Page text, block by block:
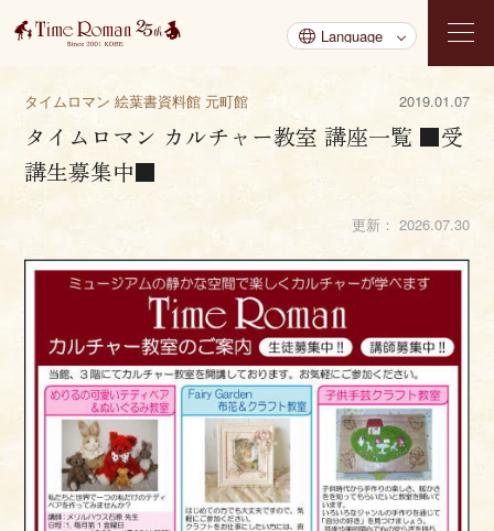
タイムロマン 絵葉書資料館 元町館 2019.01.07
タイムロマン カルチャー教室 講座一覧 ■受
講生募集中■
更新： 2026.07.30